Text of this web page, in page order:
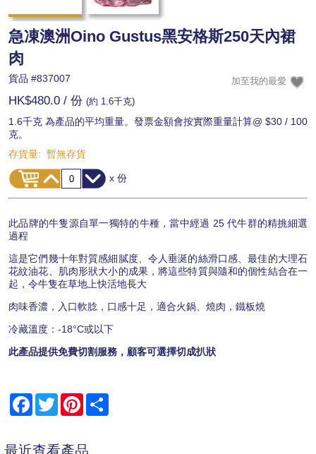
急凍澳洲Oino Gustus黑安格斯250天內裙
肉
貨品 #837007
HK$480.0 / 份 (約 1.6千克)
1.6千克 為產品的平均重量。發票金額會按實際重量計算@ $30 / 100
克。
存貨量: 暫無存貨
x 份
此品牌的牛隻源自單一獨特的牛種，當中經過 25 代牛群的精挑細選
過程
這是它們幾十年對質感細膩度、令人垂涎的絲滑口感、最佳的大理石
花紋油花、肌肉形狀大小的成果，將這些特質與隨和的個性結合在一
起，令牛隻在草地上快活地長大
肉味香濃，入口軟腍，口感十足，適合火鍋、燒肉，鐵板燒
冷藏溫度：-18°C或以下
此產品提供免費切割服務，顧客可選擇切成扒狀
Facebook
TwitterPinterest
最近查看產品